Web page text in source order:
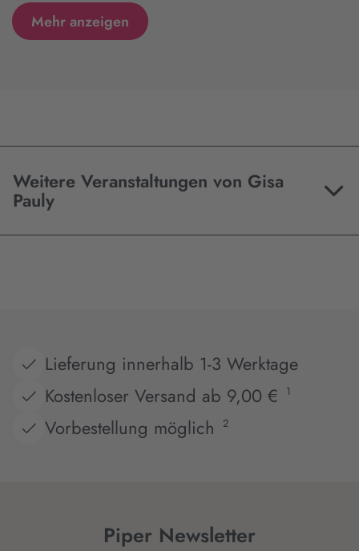
Mehr anzeigen
Weitere Veranstaltungen von Gisa
Pauly
Lieferung innerhalb 1-3 Werktage
Kostenloser Versand ab 9,00 €
1
Vorbestellung möglich 2
Piper Newsletter